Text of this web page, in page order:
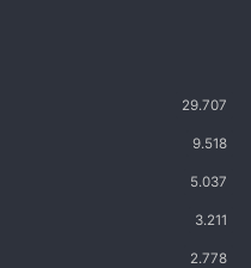
29.707
9.518
5.037
3.211
2.778